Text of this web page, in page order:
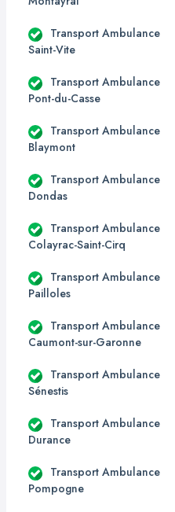
Transport Ambulance
Saint-Vite
Transport Ambulance
Pont-du-Casse
Transport Ambulance
Blaymont
Transport Ambulance
Dondas
Transport Ambulance
Colayrac-Saint-Cirq
Transport Ambulance
Pailloles
Transport Ambulance
Caumont-sur-Garonne
Transport Ambulance
Sénestis
Transport Ambulance
Durance
Transport Ambulance
Pompogne